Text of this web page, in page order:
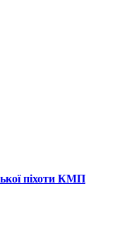
піхоти КМП